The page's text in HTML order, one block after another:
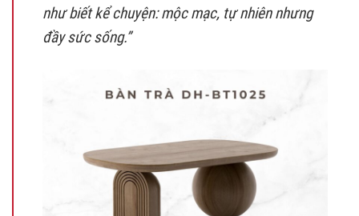
như biết kể chuyện: mộc mạc, tự nhiên nhưng
đầy sức sống.”